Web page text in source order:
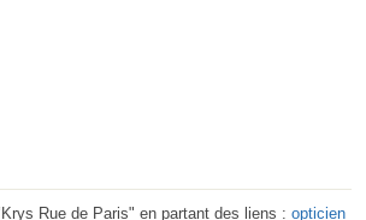
Rue de Paris" en partant des liens : opticien